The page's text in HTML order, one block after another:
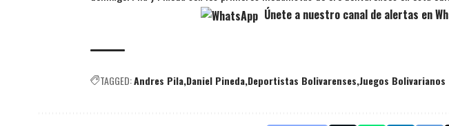
Únete a nuestro canal de alertas en
TAGGED:Andres Pila Daniel Pineda Deportistas Bolivarenses Juegos Bolivarianos